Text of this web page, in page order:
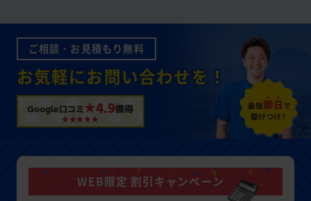
ご相談・お見積もり無料
お気軽にお問い合わせを！
Google口コミ ★4.9獲得
WEB限定 割引キャンペーン